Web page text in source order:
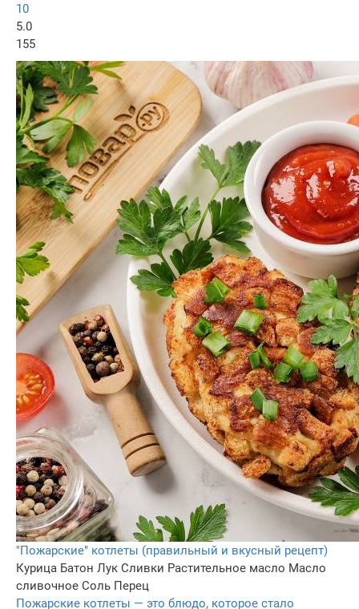
10
5.0
155
"Пожарские" котлеты (правильный и вкусный рецепт)
Курица Батон Лук Сливки Растительное масло Масло
сливочное Соль Перец
Пожарские котлеты — это блюдо, которое стало